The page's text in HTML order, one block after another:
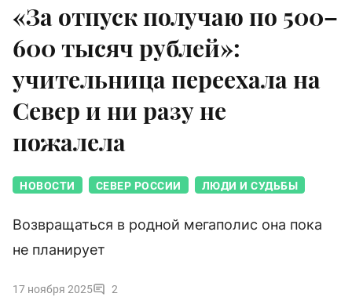
«За отпуск получаю по 500–
600 тысяч рублей»:
учительница переехала на
Север и ни разу не
пожалела
НОВОСТИ СЕВЕР РОССИИ ЛЮДИ И СУДЬБЫ
Возвращаться в родной мегаполис она пока
не планирует
17 ноября 2025 2